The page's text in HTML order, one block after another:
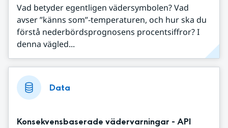
Vad betyder egentligen vädersymbolen? Vad
avser ”känns som”-temperaturen, och hur ska du
förstå nederbördsprognosens procentsiffror? I
denna vägled...
Data
Konsekvensbaserade vädervarningar - API